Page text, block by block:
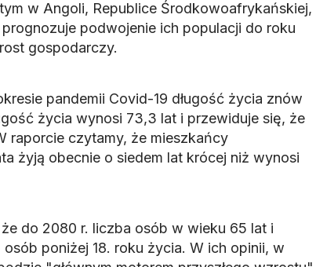
w Angoli, Republice Środkowoafrykańskiej,
prognozuje podwojenie ich populacji do roku
gospodarczy.
pandemii Covid-19 długość życia znów
życia wynosi 73,3 lat i przewiduje się, że
raporcie czytamy, że mieszkańcy
żyją obecnie o siedem lat krócej niż wynosi
do 2080 r. liczba osób w wieku 65 lat i
poniżej 18. roku życia. W ich opinii, w